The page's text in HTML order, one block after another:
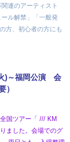
連のアーティスト
ル解禁」「一般発
方、初心者の方にも
)～福岡公演 会
）
国ツアー「 /// KM
ました。会場でのグ